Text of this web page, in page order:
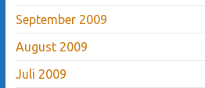
September 2009
August 2009
Juli 2009